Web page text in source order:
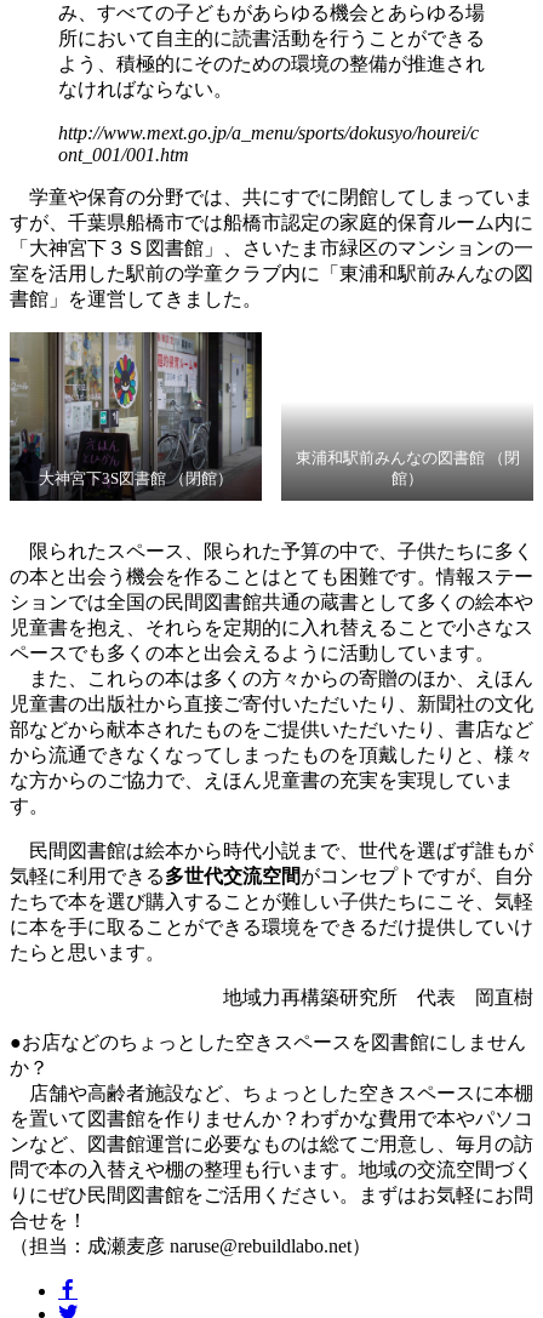
み、すべての子どもがあらゆる機会とあらゆる場
所において自主的に読書活動を行うことができる
よう、積極的にそのための環境の整備が推進され
なければならない。
http://www.mext.go.jp/a_menu/sports/dokusyo/hourei/c
ont_001/001.htm
学童や保育の分野では、共にすでに閉館してしまっていま
すが、千葉県船橋市では船橋市認定の家庭的保育ルーム内に
「大神宮下３Ｓ図書館」、さいたま市緑区のマンションの一
室を活用した駅前の学童クラブ内に「東浦和駅前みんなの図
書館」を運営してきました。
大神宮下3S図書館 （閉館）
東浦和駅前みんなの図書館 （閉
館）
限られたスペース、限られた予算の中で、子供たちに多く
の本と出会う機会を作ることはとても困難です。情報ステー
ションでは全国の民間図書館共通の蔵書として多くの絵本や
児童書を抱え、それらを定期的に入れ替えることで小さなス
ペースでも多くの本と出会えるように活動しています。
また、これらの本は多くの方々からの寄贈のほか、えほん
児童書の出版社から直接ご寄付いただいたり、新聞社の文化
部などから献本されたものをご提供いただいたり、書店など
から流通できなくなってしまったものを頂戴したりと、様々
な方からのご協力で、えほん児童書の充実を実現していま
す。
民間図書館は絵本から時代小説まで、世代を選ばず誰もが
気軽に利用できる多世代交流空間がコンセプトですが、自分
たちで本を選び購入することが難しい子供たちにこそ、気軽
に本を手に取ることができる環境をできるだけ提供していけ
たらと思います。
地域力再構築研究所 代表 岡直樹
●お店などのちょっとした空きスペースを図書館にしません
か？
店舗や高齢者施設など、ちょっとした空きスペースに本棚
を置いて図書館を作りませんか？わずかな費用で本やパソコ
ンなど、図書館運営に必要なものは総てご用意し、毎月の訪
問で本の入替えや棚の整理も行います。地域の交流空間づく
りにぜひ民間図書館をご活用ください。まずはお気軽にお問
合せを！
（担当：成瀬麦彦 naruse@rebuildlabo.net）